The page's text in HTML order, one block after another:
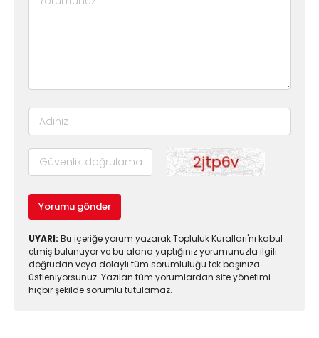
Yorumu gönder
UYARI: Bu içeriğe yorum yazarak Topluluk Kuralları'nı kabul
etmiş bulunuyor ve bu alana yaptığınız yorumunuzla ilgili
doğrudan veya dolaylı tüm sorumluluğu tek başınıza
üstleniyorsunuz. Yazılan tüm yorumlardan site yönetimi
hiçbir şekilde sorumlu tutulamaz.